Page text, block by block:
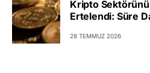
Kripto
Ertelendi: Süre
28 TEMMUZ 2026